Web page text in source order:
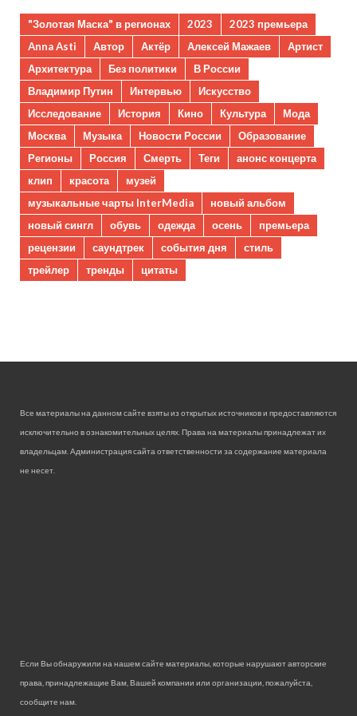
"Золотая Маска" в регионах 2023
2023 премьера
Anna Asti
Автор Актёр Алексей Мажаев
Артист
Архитектура
Без политики
В России
Владимир Путин
Интервью
Искусство
Исследование
История Кино Культура
Мода
Москва
Музыка Новости России
Образование
Регионы
Россия Смерть Теги
анонс концерта
клип
красота
музей
музыкальные чарты InterMedia
новый альбом
новый сингл
обувь одежда осень
премьера
рецензии
саундтрек события дня
стиль
трейлер
тренды цитаты
Все материалы на данном сайте взяты из открытых источников и предоставляются
исключительно в ознакомительных целях. Права на материалы принадлежат их
владельцам. Администрация сайта ответственности за содержание материала
не несет.
Если Вы обнаружили на нашем сайте материалы, которые нарушают авторские
права, принадлежащие Вам, Вашей компании или организации, пожалуйста,
сообщите нам.